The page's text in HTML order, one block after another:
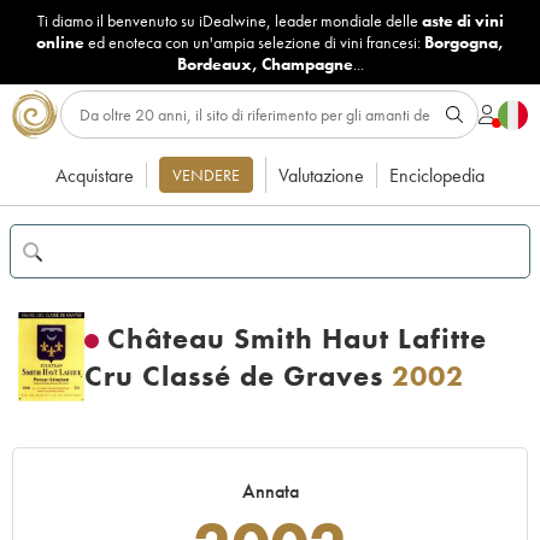
Ti diamo il benvenuto su iDealwine, leader mondiale delle aste di vini
onlineed enoteca con un'ampia selezione di vini francesi: Borgogna,
Bordeaux, Champagne...
Acquistare VENDERE Valutazione Enciclopedia
Château Smith Haut Lafitte
Cru Classé de Graves 2002
Annata